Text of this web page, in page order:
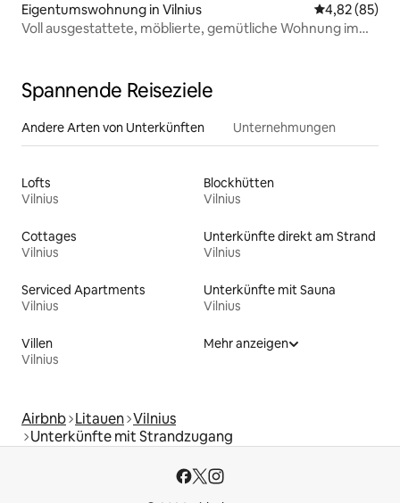
Eigentumswohnung in Vilnius
4,82 (85)
Voll ausgestattete, möblierte, gemütliche Wohnung im
Spannende Reiseziele
Andere Arten von Unterkünften Unternehmungen
Lofts
Vilnius
Blockhütten
Vilnius
Cottages
Vilnius
Unterkünfte direkt am Strand
Vilnius
Serviced Apartments
Vilnius
Unterkünfte mit Sauna
Vilnius
Villen
Vilnius
Mehr anzeigen
Airbnb Litauen Vilnius
Unterkünfte mit Strandzugang